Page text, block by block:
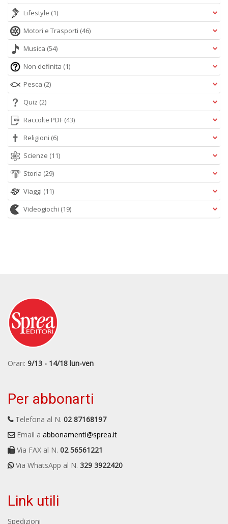
Lifestyle (1)
Motori e Trasporti (46)
Musica (54)
Non definita (1)
Pesca (2)
Quiz (2)
Raccolte PDF (43)
Religioni (6)
Scienze (11)
Storia (29)
Viaggi (11)
Videogiochi (19)
Orari: 9/13 - 14/18 lun-ven
Per abbonarti
Telefona al N. 02 87168197
Email a abbonamenti@sprea.it
Via FAX al N. 02 56561221
Via WhatsApp al N. 329 3922420
Link utili
Spedizioni